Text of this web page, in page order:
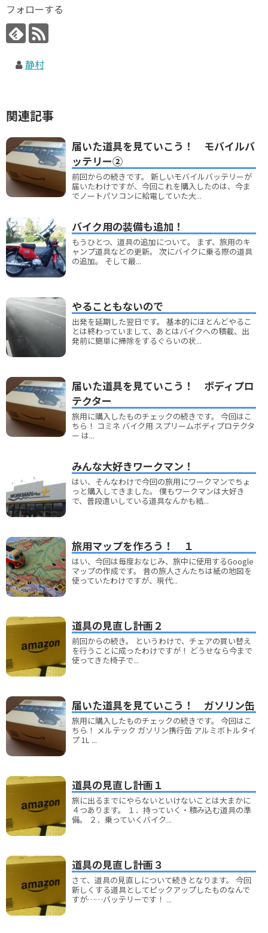
フォローする
静村
関連記事
届いた道具を見ていこう！ モバイルバ
ッテリー②
前回からの続きです。 新しいモバイルバッテリーが
届いたわけですが、今回これを購入したのは、今ま
でノートパソコンに給電していた大...
バイク用の装備も追加！
もうひとつ、道具の追加について。 まず、旅用のキ
ャンプ道具などの更新。 次にバイクに乗る際の道具
の追加。 そして最...
やることもないので
出発を延期した翌日です。 基本的にほとんどやるこ
とは終わっていまして、あとはバイクへの積載、出
発前に簡単に掃除をするぐらいの状...
届いた道具を見ていこう！ ボディプロ
テクター
旅用に購入したものチェックの続きです。 今回はこ
ちら！ コミネ バイク用 スプリームボディプロテクタ
ー は...
みんな大好きワークマン！
はい、そんなわけで今回の旅用にワークマンでちょ
っと購入してきました。 僕もワークマンは大好き
で、普段遣いしている道具なんかも結...
旅用マップを作ろう！ １
はい、今回は毎度おなじみ、旅中に使用するGoogle
マップの作成です。 昔の旅人さんたちは紙の地図を
使っていたわけですが、現代...
道具の見直し計画２
前回からの続き。 というわけで、チェアの買い替え
を行うことに成ったわけですが！ どうせなら今まで
使ってきた椅子で...
届いた道具を見ていこう！ ガソリン缶
旅用に購入したものチェックの続きです。 今回はこ
ちら！ メルテック ガソリン携行缶 アルミボトルタイ
プ 1L ...
道具の見直し計画１
旅に出るまでにやらないといけないことは大まかに
４つあります。 １．持っていく・積み込む道具の準
備。 ２．乗っていくバイク...
道具の見直し計画３
さて、道具の見直しについて続きとなります。 今回
新しくする道具としてピックアップしたものなんで
すが……バッテリーです！ ...